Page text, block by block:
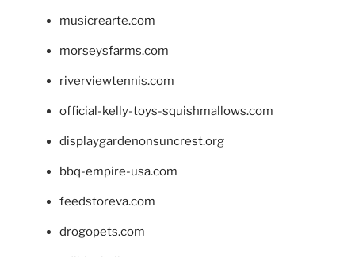
musicrearte.com
morseysfarms.com
riverviewtennis.com
official-kelly-toys-squishmallows.com
displaygardenonsuncrest.org
bbq-empire-usa.com
feedstoreva.com
drogopets.com